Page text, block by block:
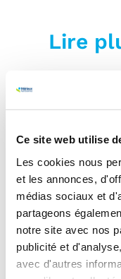
Ce site web utilise
Les cookies nous
et les annonces,
médias sociaux et
partageons
notre site avec nos
publicité et
avec d'autres
Lire
Durée de